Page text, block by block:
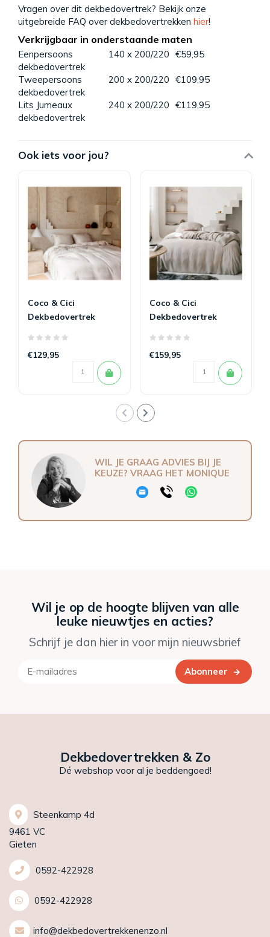
Vragen over dit dekbedovertrek? Bekijk onze
uitgebreide FAQ over dekbedovertrekken hier!
Verkrijgbaar in onderstaande maten
Eenpersoons
dekbedovertrek
140 x 200/220 €59,95
Tweepersoons
dekbedovertrek
200 x 200/220 €109,95
Lits Jumeaux
dekbedovertrek
240 x 200/220 €119,95
Ook iets voor jou?
Coco & Cici
Dekbedovertrek
€129,95
Coco & Cici
Dekbedovertrek
€159,95
WIL JE GRAAG ADVIES BIJ JE
KEUZE? VRAAG HET MONIQUE
Wil je op de hoogte blijven van alle
leuke nieuwtjes en acties?
Schrijf je dan hier in voor mijn nieuwsbrief
Abonneer
Dekbedovertrekken & Zo
Dé webshop voor al je beddengoed!
Steenkamp 4d
9461 VC
Gieten
0592-422928
0592-422928
info@dekbedovertrekkenenzo.nl